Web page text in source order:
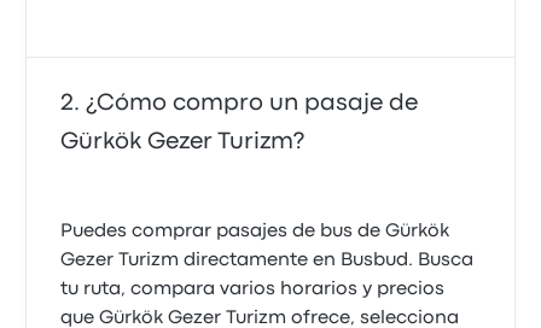
¿Cómo compro un pasaje de
Gürkök Gezer Turizm?
Puedes comprar pasajes de bus de Gürkök
Gezer Turizm directamente en Busbud. Busca
tu ruta, compara varios horarios y precios
que Gürkök Gezer Turizm ofrece, selecciona